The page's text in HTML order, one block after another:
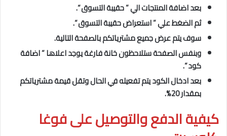
بعد اضافة المنتجات الي ” حقيبة التسوق “.
ثم الضغط علي ” استعراض حقيبة التسوق “.
سوف يتم عرض جميع مشترياتكم بالصفحة التالية.
وبنفس الصفحة ستلاحظون خانة فارغة يوجد اعلاها ” اضافة
كود “.
بعد ادخال الكود يتم تفعيله في الحال وتقل قيمة مشترياتكم
بمقدار 20%.
كيفية الدفع والتوصيل على فوغا